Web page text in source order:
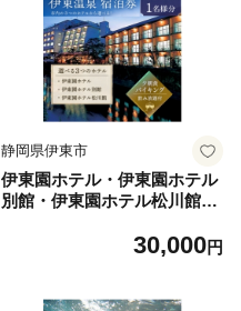
静岡県伊東市
伊東園ホテル・伊東園ホテル
別館・伊東園ホテル松川館
様分:GAタイプ)【1044937】
30,000円